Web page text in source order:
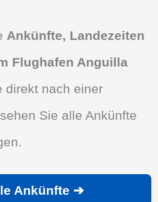
Ankünfte, Landezeiten
Flughafen Anguilla
direkt nach einer
Sie alle Ankünfte
Ankünfte ➔